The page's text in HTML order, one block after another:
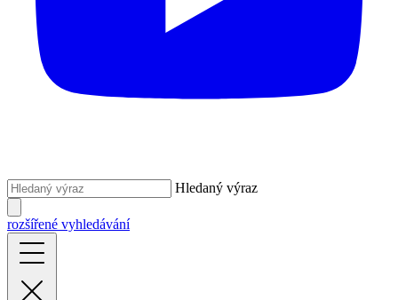
Hledaný výraz
rozšířené vyhledávání